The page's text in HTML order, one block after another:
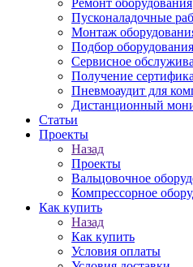
Ремонт оборудования
Пусконаладочные
Монтаж
Подбор оборудования
Сервисное
Получение
Пневмоаудит для
Дистанционный
Статьи
Проекты
Назад
Проекты
Вальцовочное
Компрессорное
Как купить
Назад
Как купить
Условия оплаты